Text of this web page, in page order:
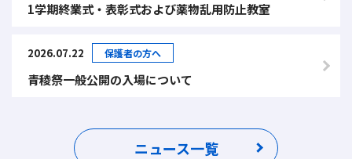
1学期終業式・表彰式および薬物乱用防止教室
2026.07.22 保護者の方へ
青稜祭一般公開の入場について
ニュース一覧